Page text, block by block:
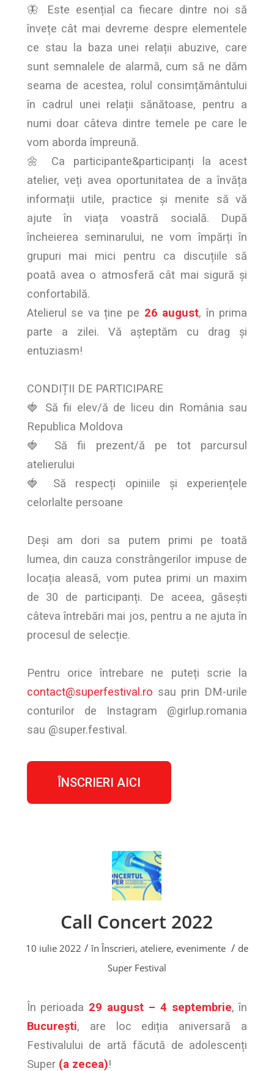
🦋 Este esențial ca fiecare dintre noi să
învețe cât mai devreme despre elementele
ce stau la baza unei relații abuzive, care
sunt semnalele de alarmă, cum să ne dăm
seama de acestea, rolul consimțământului
în cadrul unei relații sănătoase, pentru a
numi doar câteva dintre temele pe care le
vom aborda împreună.
🌼 Ca participante&participanți la acest
atelier, veți avea oportunitatea de a învăța
informații utile, practice și menite să vă
ajute în viața voastră socială. După
încheierea seminarului, ne vom împărți în
grupuri mai mici pentru ca discuțiile să
poată avea o atmosferă cât mai sigură și
confortabilă.
Atelierul se va ține pe 26 august, în prima
parte a zilei. Vă așteptăm cu drag și
entuziasm!
CONDIȚII DE PARTICIPARE
🍓 Să fii elev/ă de liceu din România sau
Republica Moldova
🍓 Să fii prezent/ă pe tot parcursul
atelierului
🍓 Să respecți opiniile și experiențele
celorlalte persoane
Deși am dori sa putem primi pe toată
lumea, din cauza constrângerilor impuse de
locația aleasă, vom putea primi un maxim
de 30 de participanți. De aceea, găsești
câteva întrebări mai jos, pentru a ne ajuta în
procesul de selecție.
Pentru orice întrebare ne puteți scrie la
contact@superfestival.ro sau prin DM-urile
conturilor de Instagram @girlup.romania
sau @super.festival.
ÎNSCRIERI AICI
Call Concert 2022
10 iulie 2022 / înÎnscrieri, ateliere, evenimente / de
Super Festival
În perioada 29 august – 4 septembrie, în
București, are loc ediția aniversară a
Festivalului de artă făcută de adolescenți
Super (a zecea)!